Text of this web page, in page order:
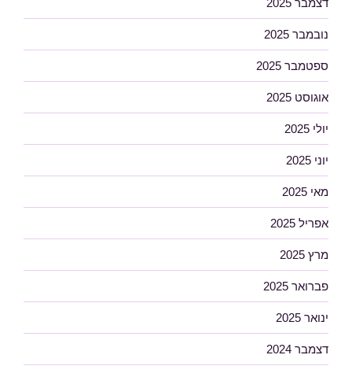
נובמבר 2025
ספטמבר 2025
אוגוסט 2025
יולי 2025
יוני 2025
מאי 2025
אפריל 2025
מרץ 2025
פברואר 2025
ינואר 2025
דצמבר 2024